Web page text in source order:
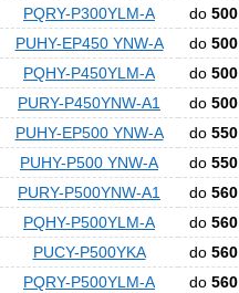
PQRY-P300YLM-A
do 500
PUHY-EP450 YNW-A
do 500
PQHY-P450YLM-A
do 500
PURY-P450YNW-A1
do 500
PUHY-EP500 YNW-A
do 550
PUHY-P500 YNW-A
do 550
PURY-P500YNW-A1
do 560
PQHY-P500YLM-A
do 560
PUCY-P500YKA
do 560
PQRY-P500YLM-A
do 560